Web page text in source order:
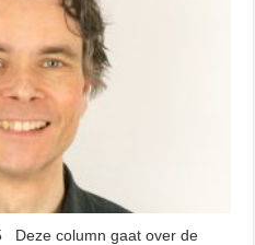
Deze column gaat over de